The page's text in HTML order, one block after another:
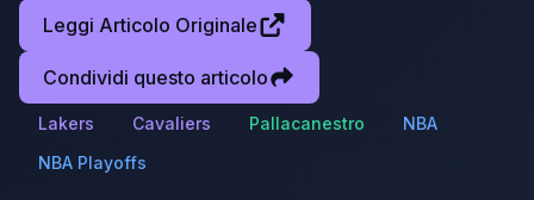
Leggi Articolo Originale
Condividi questo articolo
Lakers Cavaliers Pallacanestro
NBA
NBA Playoffs